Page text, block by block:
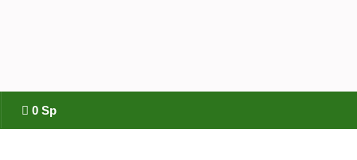
0 Sp